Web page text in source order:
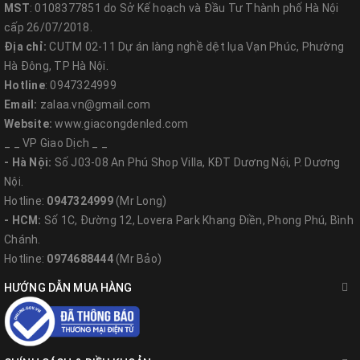
MST: 0108377851 do Sở Kế hoạch và Đầu Tư Thành phố Hà Nội
cấp 26/07/2018.
Địa chỉ: CUTM 02-11 Dự án làng nghề dệt lụa Vạn Phúc, Phường
Hà Đông, TP Hà Nội.
Hotline: 0947324999
Email: zalaa.vn@gmail.com
Website:www.giacongdenled.com
_ _ VP Giao Dịch _ _
- Hà Nội: Số J03-08 An Phú Shop Villa, KĐT Dương Nội, P. Dương
Nội.
Hotline: 0947324999(Mr Long)
- HCM: Số 1C, Đường 12, Lovera Park Khang Điền, Phong Phú, Bình
Chánh.
Hotline: 0974688444(Mr Bảo)
HƯỚNG DẪN MUA HÀNG